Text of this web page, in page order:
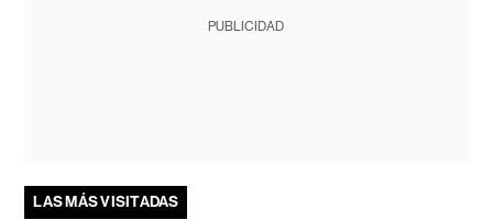
PUBLICIDAD
LAS MÁS VISITADAS